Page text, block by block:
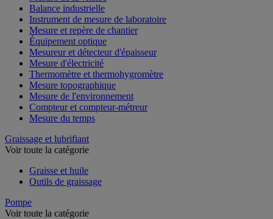
Balance industrielle
Instrument de mesure de laboratoire
Mesure et repère de chantier
Équipement optique
Mesureur et détecteur d'épaisseur
Mesure d'électricité
Thermomètre et thermohygromètre
Mesure topographique
Mesure de l'environnement
Compteur et compteur-métreur
Mesure du temps
Graissage et lubrifiant
Voir toute la catégorie
Graisse et huile
Outils de graissage
Pompe
Voir toute la catégorie